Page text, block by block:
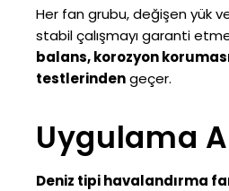
Her fan grubu, değişen yük ve
stabil çalışmayı garanti
balans, korozyon
testlerindengeçer.
Uygulama
Deniz tipi havalandırma